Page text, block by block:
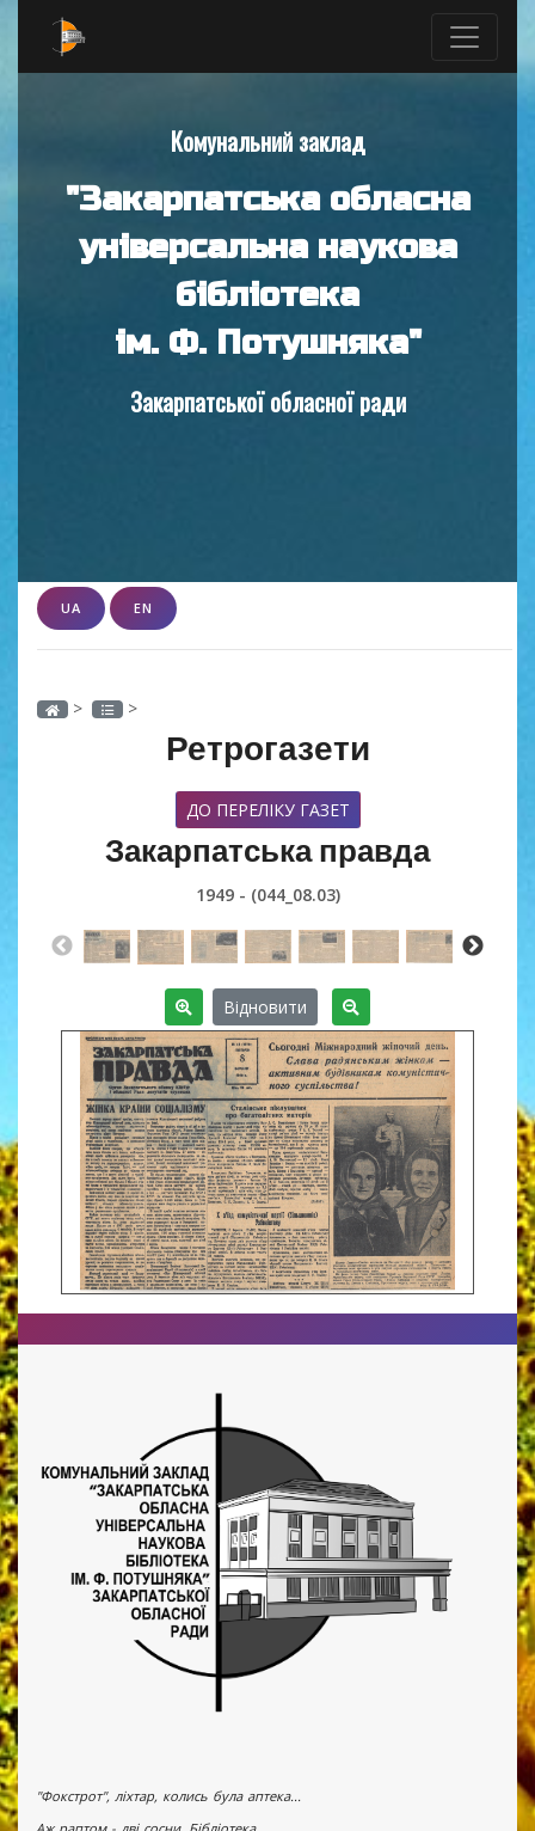
Комунальний заклад
"Закарпатська обласна
універсальна наукова
бібліотека
ім. Ф. Потушняка"
Закарпатської обласної ради
UA EN
> >
Ретрогазети
ДО ПЕРЕЛІКУ ГАЗЕТ
Закарпатська правда
1949 - (044_08.03)
Відновити
"Фокстрот", ліхтар, колись була аптека...